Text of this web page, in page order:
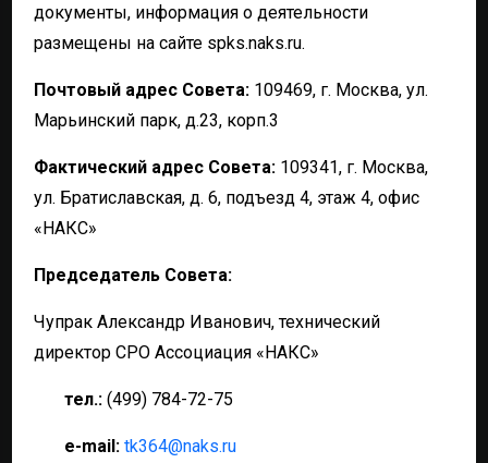
документы, информация о деятельности
размещены на сайте spks.naks.ru.
Почтовый адрес Совета: 109469, г. Москва, ул.
Марьинский парк, д.23, корп.3
Фактический адрес Совета: 109341, г. Москва,
ул. Братиславская, д. 6, подъезд 4, этаж 4, офис
«НАКС»
Председатель Совета:
Чупрак Александр Иванович, технический
директор СРО Ассоциация «НАКС»
тел.: (499) 784-72-75
e-mail: tk364@naks.ru